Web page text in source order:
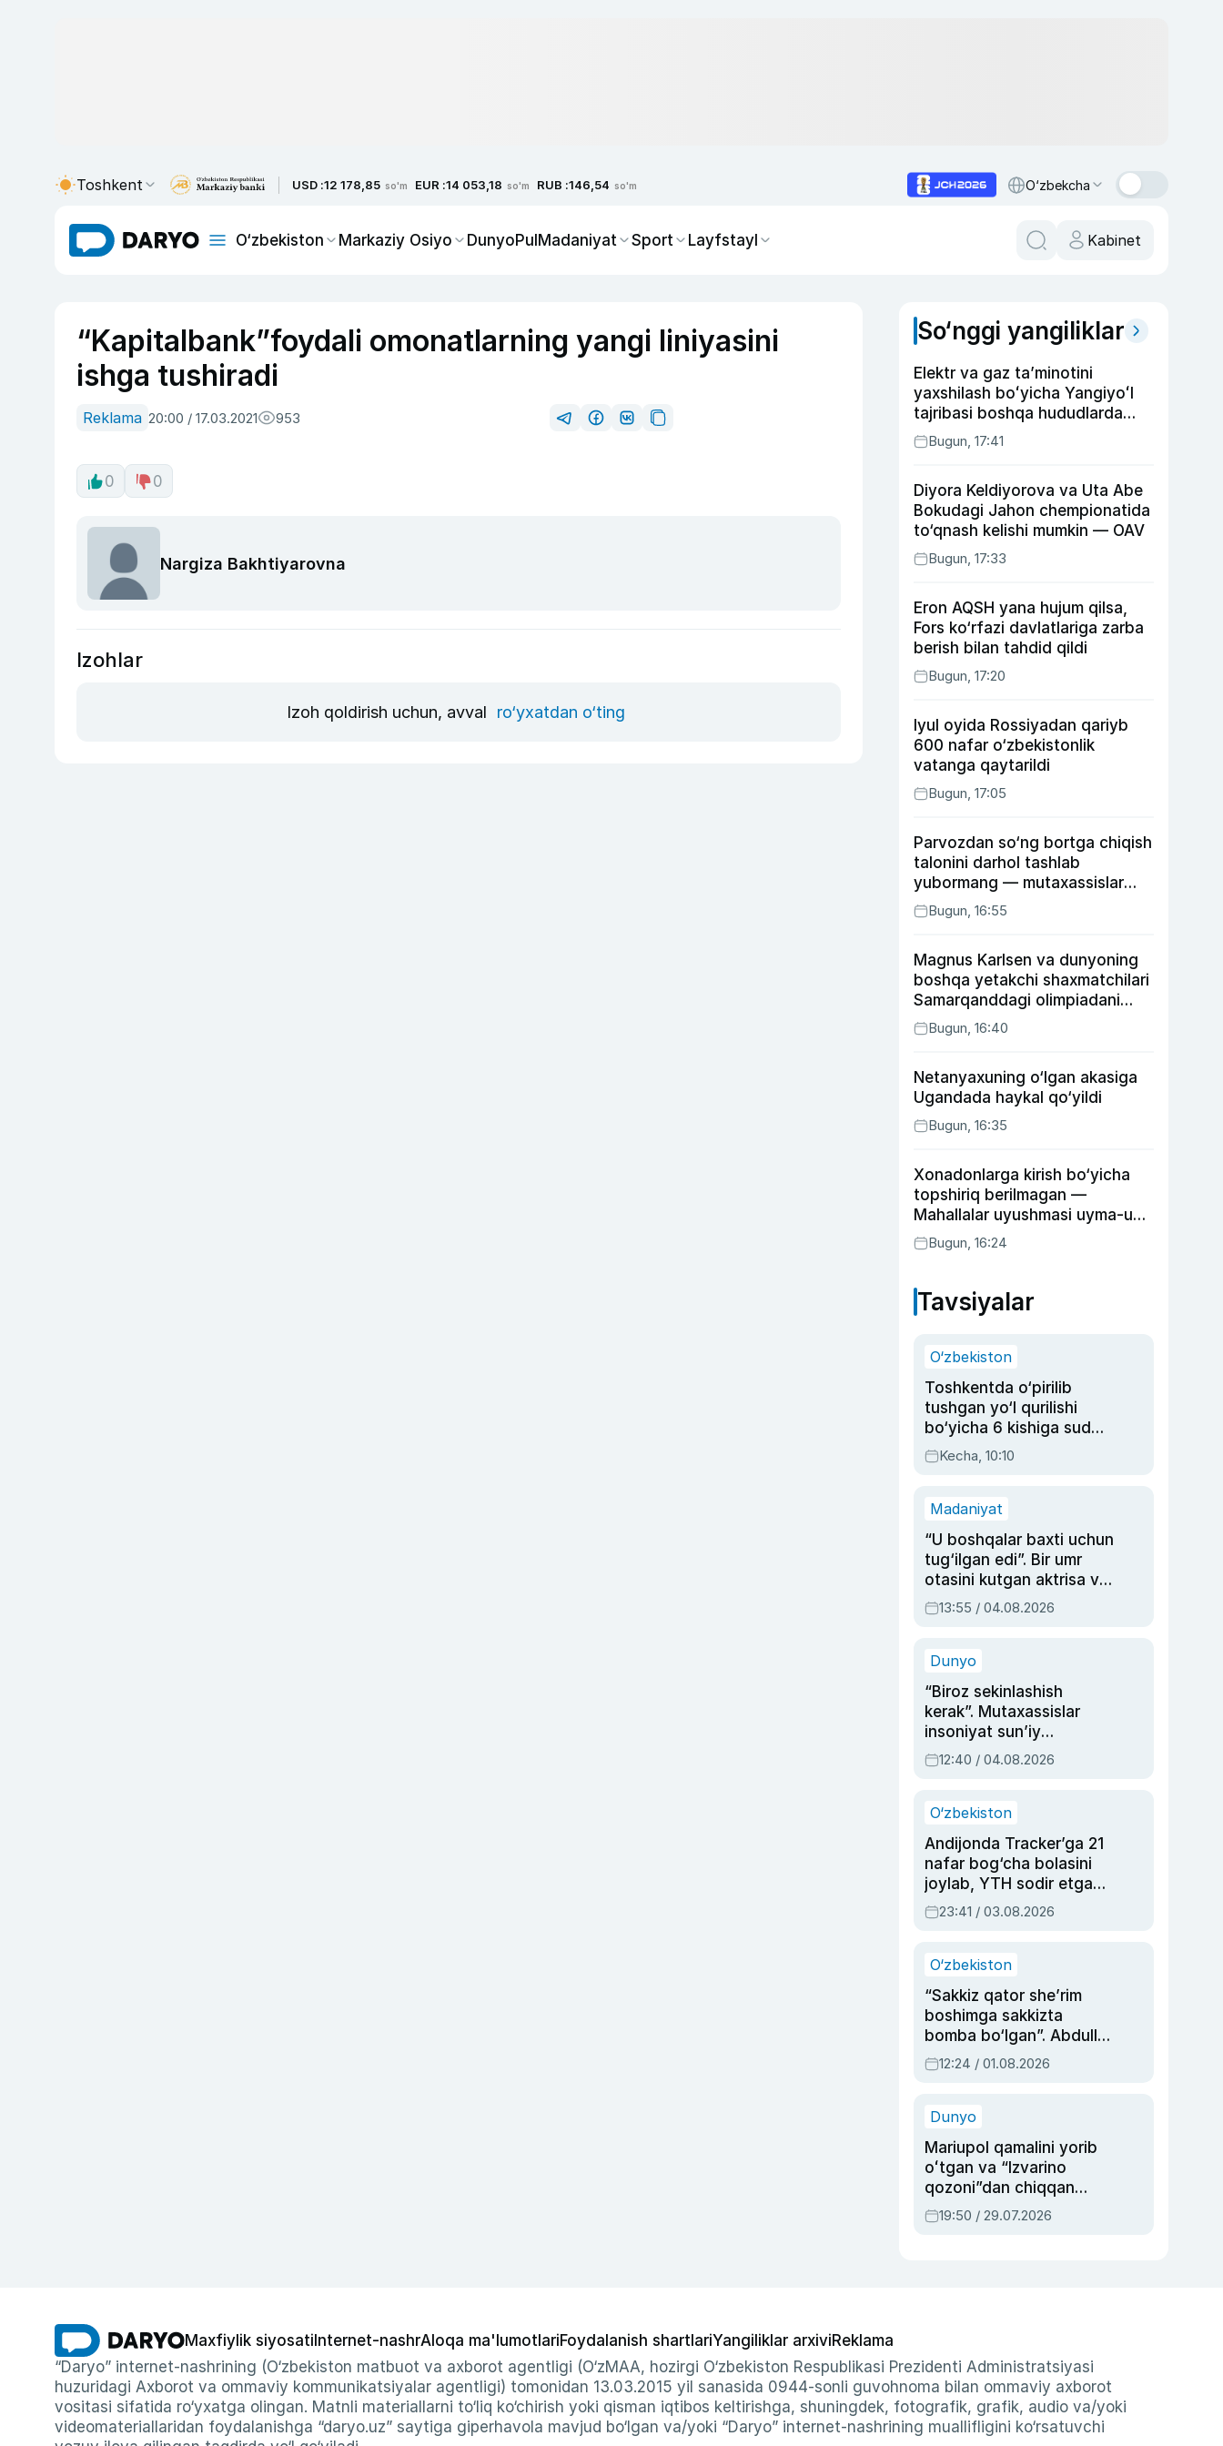
Toshkent USD :12 178,85 so'm EUR :14 053,18 so'm RUB :146,54 so'm O‘zbekcha
O‘zbekiston Markaziy Osiyo DunyoPulMadaniyat Sport Layfstayl Kabinet
“Kapitalbank”foydali omonatlarning yangi liniyasini
ishga tushiradi
Reklama 20:00 / 17.03.2021 953
0 0
Nargiza Bakhtiyarovna
Izohlar
Izoh qoldirish uchun, avval ro‘yxatdan o‘ting
So‘nggi yangiliklar
Elektr va gaz taʼminotini
yaxshilash boʻyicha Yangiyoʻl
tajribasi boshqa hududlarda
ham joriy etiladi
Bugun, 17:41
Diyora Keldiyorova va Uta Abe
Bokudagi Jahon chempionatida
to‘qnash kelishi mumkin — OAV
Bugun, 17:33
Eron AQSH yana hujum qilsa,
Fors ko‘rfazi davlatlariga zarba
berish bilan tahdid qildi
Bugun, 17:20
Iyul oyida Rossiyadan qariyb
600 nafar o‘zbekistonlik
vatanga qaytarildi
Bugun, 17:05
Parvozdan so‘ng bortga chiqish
talonini darhol tashlab
yubormang — mutaxassislar
buning sababini tushuntirdi
Bugun, 16:55
Magnus Karlsen va dunyoning
boshqa yetakchi shaxmatchilari
Samarqanddagi olimpiadani
o‘tkazib yuboradi
Bugun, 16:40
Netanyaxuning o‘lgan akasiga
Ugandada haykal qo‘yildi
Bugun, 16:35
Xonadonlarga kirish bo‘yicha
topshiriq berilmagan —
Mahallalar uyushmasi uyma-uy
yurgan mas’ullar haqida
Bugun, 16:24
Tavsiyalar
O‘zbekiston
Toshkentda o‘pirilib
tushgan yo‘l qurilishi
bo‘yicha 6 kishiga sud
hukmi o‘qildi
Kecha, 10:10
Madaniyat
“U boshqalar baxti uchun
tug‘ilgan edi”. Bir umr
otasini kutgan aktrisa va
dublyaj ustasi Rimma
Ahmedovaning
13:55 / 04.08.2026
Dunyo
“Biroz sekinlashish
kerak”. Mutaxassislar
insoniyat sun’iy
intellektni boshqara
olmay qolishidan xavotir
12:40 / 04.08.2026
O‘zbekiston
Andijonda Tracker’ga 21
nafar bog‘cha bolasini
joylab, YTH sodir etgan
ayolga sud hukmi o‘qildi
23:41 / 03.08.2026
O‘zbekiston
“Sakkiz qator she’rim
boshimga sakkizta
bomba bo‘lgan”. Abdulla
Oripovni siyosiy
ayblovlardan asrab
12:24 / 01.08.2026
Dunyo
Mariupol qamalini yorib
oʻtgan va “Izvarino
qozoni”dan chiqqan
qahramon — Ukraina
armiyasi bosh
19:50 / 29.07.2026
Maxfiylik siyosati Internet-nashrAloqa ma'lumotlariFoydalanish shartlariYangiliklar arxiviReklama
“Daryo” internet-nashrining (O‘zbekiston matbuot va axborot agentligi (O‘zMAA, hozirgi O‘zbekiston Respublikasi Prezidenti Administratsiyasi
huzuridagi Axborot va ommaviy kommunikatsiyalar agentligi) tomonidan 13.03.2015 yil sanasida 0944-sonli guvohnoma bilan ommaviy axborot
vositasi sifatida ro‘yxatga olingan. Matnli materiallarni to‘liq ko‘chirish yoki qisman iqtibos keltirishga, shuningdek, fotografik, grafik, audio va/yoki
videomateriallaridan foydalanishga “daryo.uz” saytiga giperhavola mavjud bo‘lgan va/yoki “Daryo” internet-nashrining muallifligini ko‘rsatuvchi